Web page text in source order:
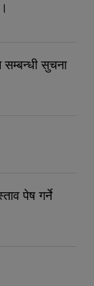
सम्बन्धी सुचना
पेष गर्ने